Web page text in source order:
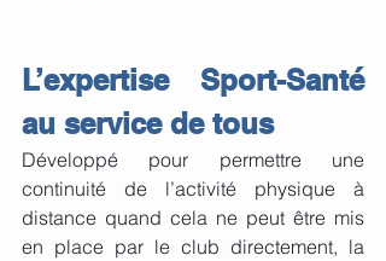
L’expertise Sport-Santé
au service de tous
Développé pour permettre une
continuité de l’activité physique à
distance quand cela ne peut être mis
en place par le club directement, la